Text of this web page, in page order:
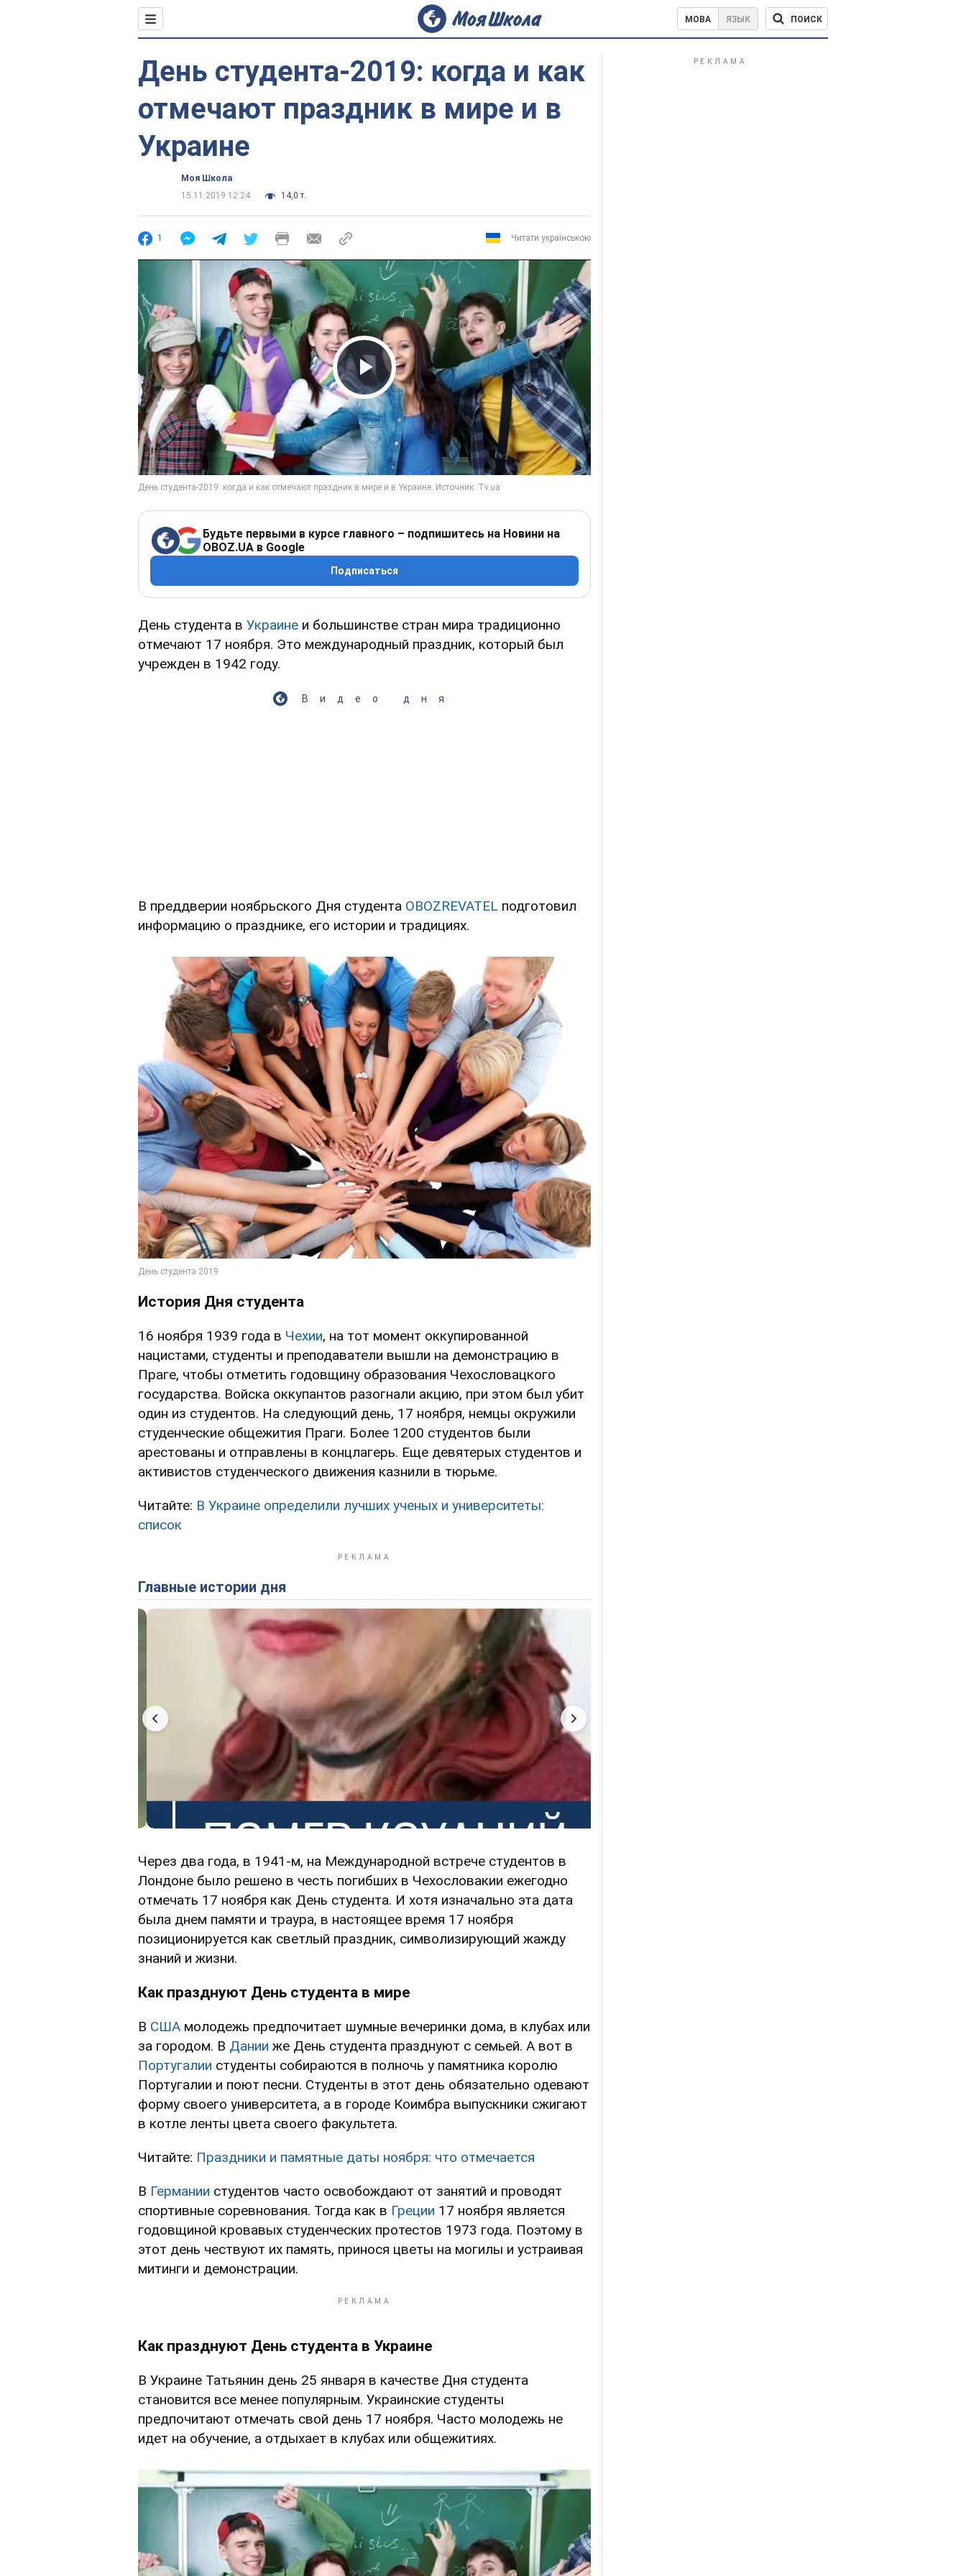
МОВА ЯЗЫК ПОИСК
День студента-2019: когда и как
отмечают праздник в мире и в
Украине
Моя Школа
15.11.2019 12:24
14,0 т.
1 Читати українською
Play Video
Будьте первыми в курсе главного – подпишитесь на Новини на
OBOZ.UA в Google
Подписаться
День студента в Украине и большинстве стран мира традиционно
отмечают 17 ноября. Это международный праздник, который был
учрежден в 1942 году.
Видео дня
В преддверии ноябрьского Дня студента OBOZREVATEL подготовил
информацию о празднике, его истории и традициях.
История Дня студента
16 ноября 1939 года в Чехии, на тот момент оккупированной
нацистами, студенты и преподаватели вышли на демонстрацию в
Праге, чтобы отметить годовщину образования Чехословацкого
государства. Войска оккупантов разогнали акцию, при этом был убит
один из студентов. На следующий день, 17 ноября, немцы окружили
студенческие общежития Праги. Более 1200 студентов были
арестованы и отправлены в концлагерь. Еще девятерых студентов и
активистов студенческого движения казнили в тюрьме.
Читайте: В Украине определили лучших ученых и университеты:
список
Главные истории дня
Через два года, в 1941-м, на Международной встрече студентов в
Лондоне было решено в честь погибших в Чехословакии ежегодно
отмечать 17 ноября как День студента. И хотя изначально эта дата
была днем памяти и траура, в настоящее время 17 ноября
позиционируется как светлый праздник, символизирующий жажду
знаний и жизни.
Как празднуют День студента в мире
В США молодежь предпочитает шумные вечеринки дома, в клубах или
за городом. В Дании же День студента празднуют с семьей. А вот в
Португалии студенты собираются в полночь у памятника королю
Португалии и поют песни. Студенты в этот день обязательно одевают
форму своего университета, а в городе Коимбра выпускники сжигают
в котле ленты цвета своего факультета.
Читайте: Праздники и памятные даты ноября: что отмечается
В Германии студентов часто освобождают от занятий и проводят
спортивные соревнования. Тогда как в Греции 17 ноября является
годовщиной кровавых студенческих протестов 1973 года. Поэтому в
этот день чествуют их память, принося цветы на могилы и устраивая
митинги и демонстрации.
Как празднуют День студента в Украине
В Украине Татьянин день 25 января в качестве Дня студента
становится все менее популярным. Украинские студенты
предпочитают отмечать свой день 17 ноября. Часто молодежь не
идет на обучение, а отдыхает в клубах или общежитиях.